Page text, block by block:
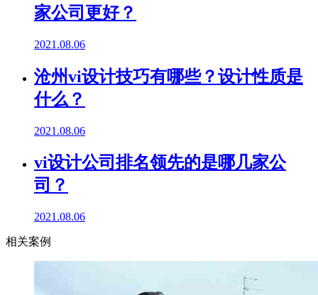
家公司更好？
2021.08.06
沧州vi设计技巧有哪些？设计性质是
什么？
2021.08.06
vi设计公司排名领先的是哪几家公
司？
2021.08.06
相关案例